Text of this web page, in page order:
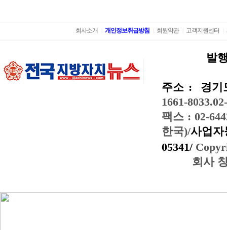
회사소개 개인정보취급방침 회원약관 고객지원센터
발
주소 :
경기
1661-
팩스 : 02-
한국)/사업
05341/
회사 창간